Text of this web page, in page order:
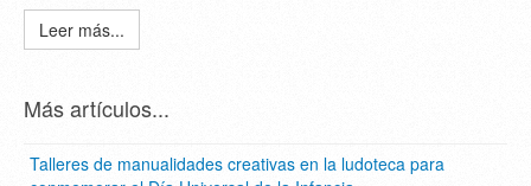
Leer más...
Más artículos...
Talleres de manualidades creativas en la ludoteca para